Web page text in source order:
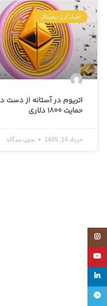
اخبار ارز دیجیتال
اتریوم در آستانه از دست
حمایت 1800 دلاری
خرداد 14, 1405 بدون دیدگاه